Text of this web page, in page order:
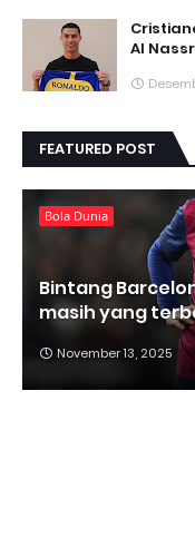
Al
FEATURED POST
Bola Dunia
Bintang
masih yang
November 13, 2025